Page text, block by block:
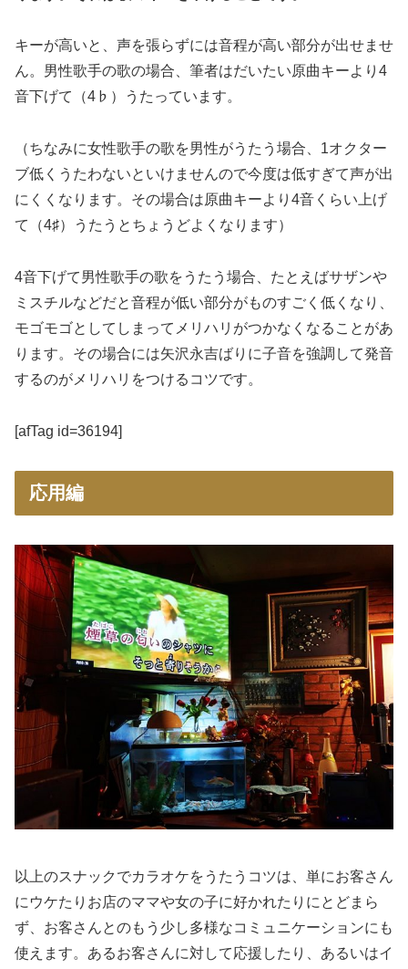
キーが高いと、声を張らずには音程が高い部分が出せませ
ん。男性歌手の歌の場合、筆者はだいたい原曲キーより4
音下げて（4♭）うたっています。
（ちなみに女性歌手の歌を男性がうたう場合、1オクター
ブ低くうたわないといけませんので今度は低すぎて声が出
にくくなります。その場合は原曲キーより4音くらい上げ
て（4♯）うたうとちょうどよくなります）
4音下げて男性歌手の歌をうたう場合、たとえばサザンや
ミスチルなどだと音程が低い部分がものすごく低くなり、
モゴモゴとしてしまってメリハリがつかなくなることがあ
ります。その場合には矢沢永吉ばりに子音を強調して発音
するのがメリハリをつけるコツです。
[afTag id=36194]
応用編
以上のスナックでカラオケをうたうコツは、単にお客さん
にウケたりお店のママや女の子に好かれたりにとどまら
ず、お客さんとのもう少し多様なコミュニケーションにも
使えます。あるお客さんに対して応援したり、あるいはイ